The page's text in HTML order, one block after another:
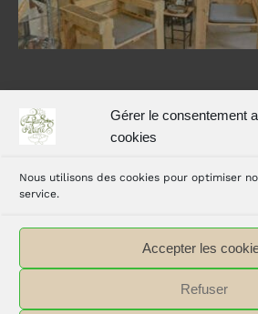
Gérer le consentement
cookies
Nous utilisons des cookies pour optimiser
service.
Accepter les
Refuser
Carole vous accueille dans son
km de L’Isle Jourdain